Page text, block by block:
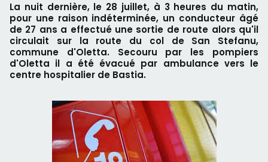
La nuit dernière, le 28 juillet, à 3 heures du matin,
pour une raison indéterminée, un conducteur âgé
de 27 ans a effectué une sortie de route alors qu'il
circulait sur la route du col de San Stefanu,
commune d'Oletta. Secouru par les pompiers
d'Oletta il a été évacué par ambulance vers le
centre hospitalier de Bastia.